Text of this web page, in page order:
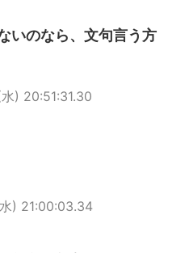
いのなら、文句言う方
) 20:51:31.30
) 21:00:03.34